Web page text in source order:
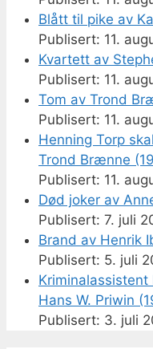
Blått til pike av
11.
Kvartett av
11.
Tom av Trond
11.
Henning Torp
Trond Brænne
11.
Død joker av
7. juli
Brand av Henrik
5. juli
Hans W. Priwin
3. juli